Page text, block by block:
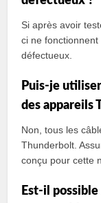
Si après avoir
ci ne
défectueux.
Puis-je
des appareils
Non, tous les
Thunderbolt.
conçu pour cette
Est-il